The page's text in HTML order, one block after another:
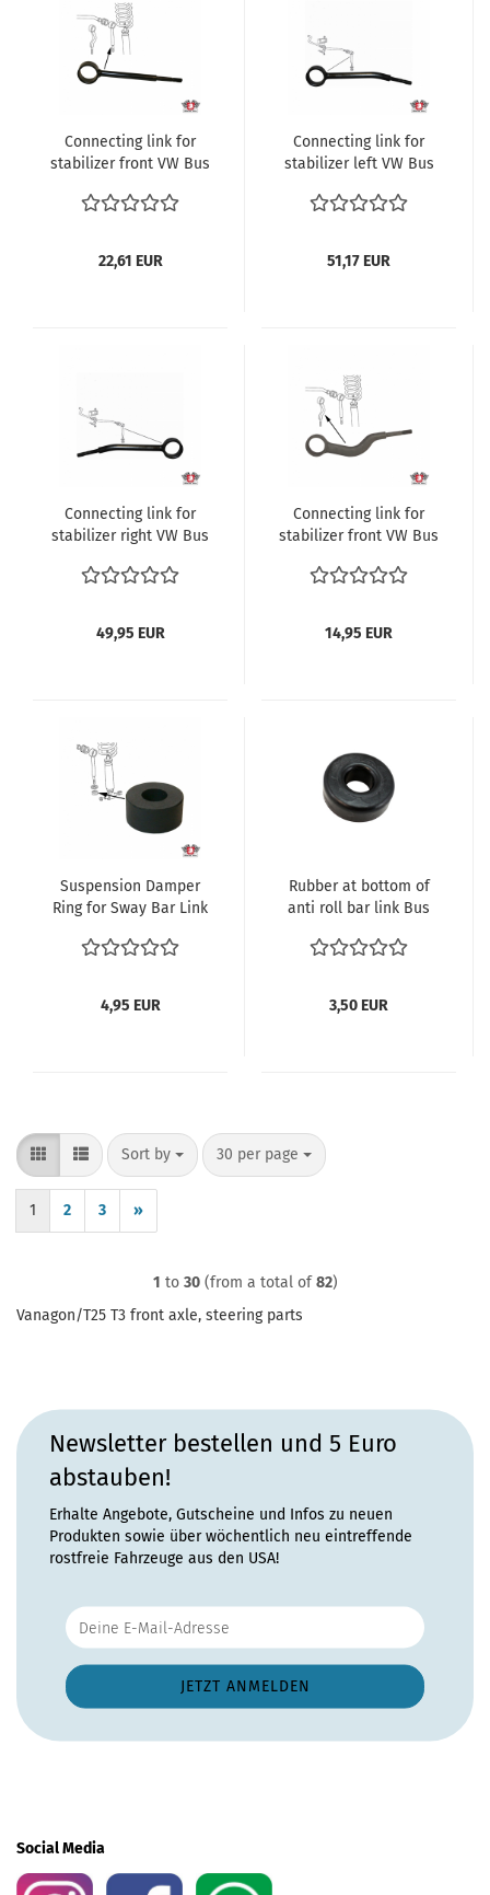
Connecting link for
stabilizer front VW Bus
Transporter ref no.
22,61 EUR
Connecting link for
stabilizer left VW Bus
Transporter ref no.
51,17 EUR
Connecting link for
stabilizer right VW Bus
Transporter ref no.
49,95 EUR
Connecting link for
stabilizer front VW Bus
Transporter ref no.
14,95 EUR
Suspension Damper
Ring for Sway Bar Link
Syncro (OE-No. 251 411
4,95 EUR
Rubber at bottom of
anti roll bar link Bus
3,50 EUR
Sort by
Sort by 30 per page
per page
1 2 3 »
1 to 30(from a total of82)
Vanagon/T25 T3 front axle, steering parts
Newsletter bestellen und 5 Euro
abstauben!
Erhalte Angebote, Gutscheine und Infos zu neuen
Produkten sowie über wöchentlich neu eintreffende
rostfreie Fahrzeuge aus den USA!
Social Media